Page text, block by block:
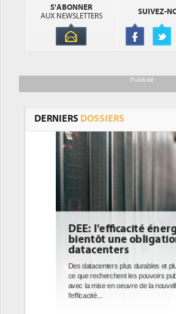
S'ABONNER
AUX NEWSLETTERS
SUIVEZ-
Publicité
DERNIERS DOSSIERS
DEE: l'efficacité
bientôt une
datacenters
Des datacenters plus durables et
ce que recherchent les pouvoirs
avec la mise en oeuvre de la
l'efficacité...